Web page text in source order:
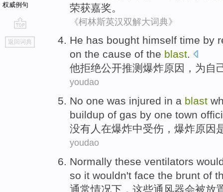
权威例句
go
top
返回词典
荣获嘉奖。
《柯林斯英汉双解大词典》
He has bought himself time by
on the cause of the blast.
他拒绝公开推测 爆炸原因 ，为 自
youdao
No one was injured in a blast
buildup of gas by one town
没有人 在爆炸中受伤，爆炸原因
youdao
Normally these ventilators
so it wouldn't face the brunt of
通常情况下 ， 这些通风器会被放